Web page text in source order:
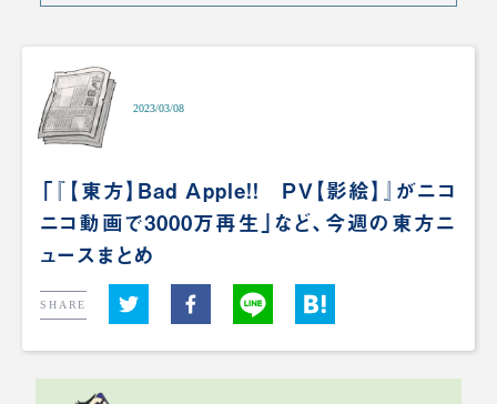
2023/03/08
「『【東方】Bad Apple!! ＰＶ【影絵】』がニコ
ニコ動画で3000万再生」など、今週の東方ニ
ュースまとめ
SHARE